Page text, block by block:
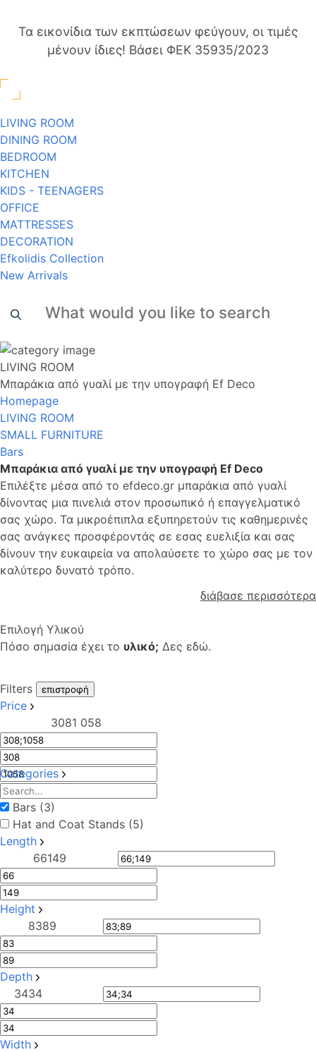
Τα εικονίδια των εκπτώσεων φεύγουν, οι τιμές
μένουν ίδιες! Βάσει ΦΕΚ 35935/2023
LIVING ROOM
DINING ROOM
BEDROOM
KITCHEN
KIDS - TEENAGERS
OFFICE
MATTRESSES
DECORATION
Efkolidis Collection
New Arrivals
LIVING ROOM
Μπαράκια από γυαλί με την υπογραφή Ef Deco
Homepage
LIVING ROOM
SMALL FURNITURE
Bars
Μπαράκια από γυαλί με την υπογραφή Ef Deco
Επιλέξτε μέσα από το efdeco.gr μπαράκια από γυαλί
δίνοντας μια πινελιά στον προσωπικό ή επαγγελματικό
σας χώρο. Τα μικροέπιπλα εξυπηρετούν τις καθημερινές
σας ανάγκες προσφέροντάς σε εσας ευελιξία και σας
δίνουν την ευκαιρεία να απολαύσετε το χώρο σας με τον
καλύτερο δυνατό τρόπο.
διάβασε περισσότερα
Επιλογή Υλικού
Πόσο σημασία έχει το υλικό; Δες εδώ.
Filters επιστροφή
Price
3081 058
Categories
Bars (3)
Hat and Coat Stands (5)
Length
66149
Height
8389
Depth
3434
Width